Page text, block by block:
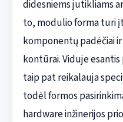
didesniems jutikliams
to, modulio forma turi
komponentų padėčiai
kontūrai. Viduje
taip pat reikalauja
todėl formos
hardware inžinerijos